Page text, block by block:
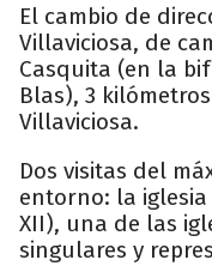
El cambio de
Villaviciosa, de
Casquita (en la
Blas), 3
Villaviciosa.
Dos visitas del
entorno: la iglesia
XII), una de las
singulares y